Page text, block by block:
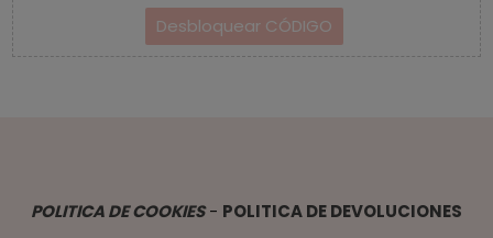
POLITICA DE COOKIES- POLITICA DE DEVOLUCIONES